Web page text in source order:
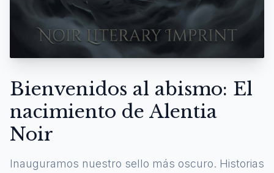
Bienvenidos al abismo: El
nacimiento de Alentia
Noir
Inauguramos nuestro sello más oscuro. Historias